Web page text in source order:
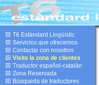
T6 Estàndard Lingüístic
Servicios que ofrecemos
Contactar con nosotros
Visite la zona de clientes
Traductor español-catalán
Zona Reservada
Búsqueda de traductores